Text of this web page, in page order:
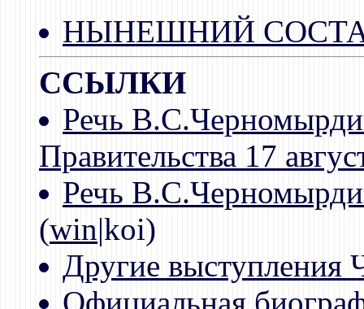
НЫНЕШНИЙ
ССЫЛКИ
Речь
Правительства 17
Речь
(win|koi)
Другие выступления
Официальная